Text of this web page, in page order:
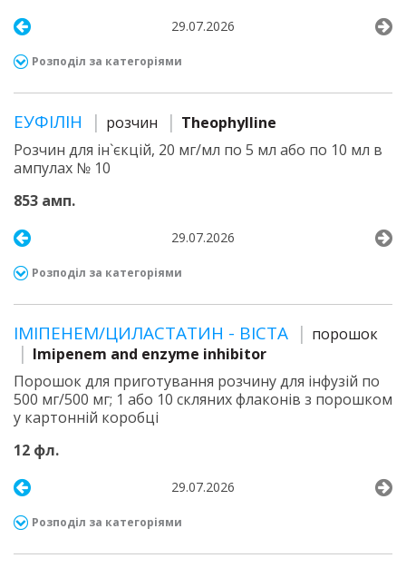
29.07.2026
Розподіл за категоріями
ЕУФІЛІН розчин
Theophylline
Розчин для ін`єкцій, 20 мг/мл по 5 мл або по 10 мл в
ампулах № 10
853 амп.
29.07.2026
Розподіл за категоріями
ІМІПЕНЕМ/ЦИЛАСТАТИН - ВІСТА
порошок
Imipenem and enzyme inhibitor
Порошок для приготування розчину для інфузій по
500 мг/500 мг; 1 або 10 скляних флаконів з порошком
у картонній коробці
12 фл.
29.07.2026
Розподіл за категоріями